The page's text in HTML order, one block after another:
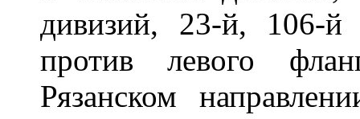
дивизий, 23-й, 106-
против левого
Рязанском